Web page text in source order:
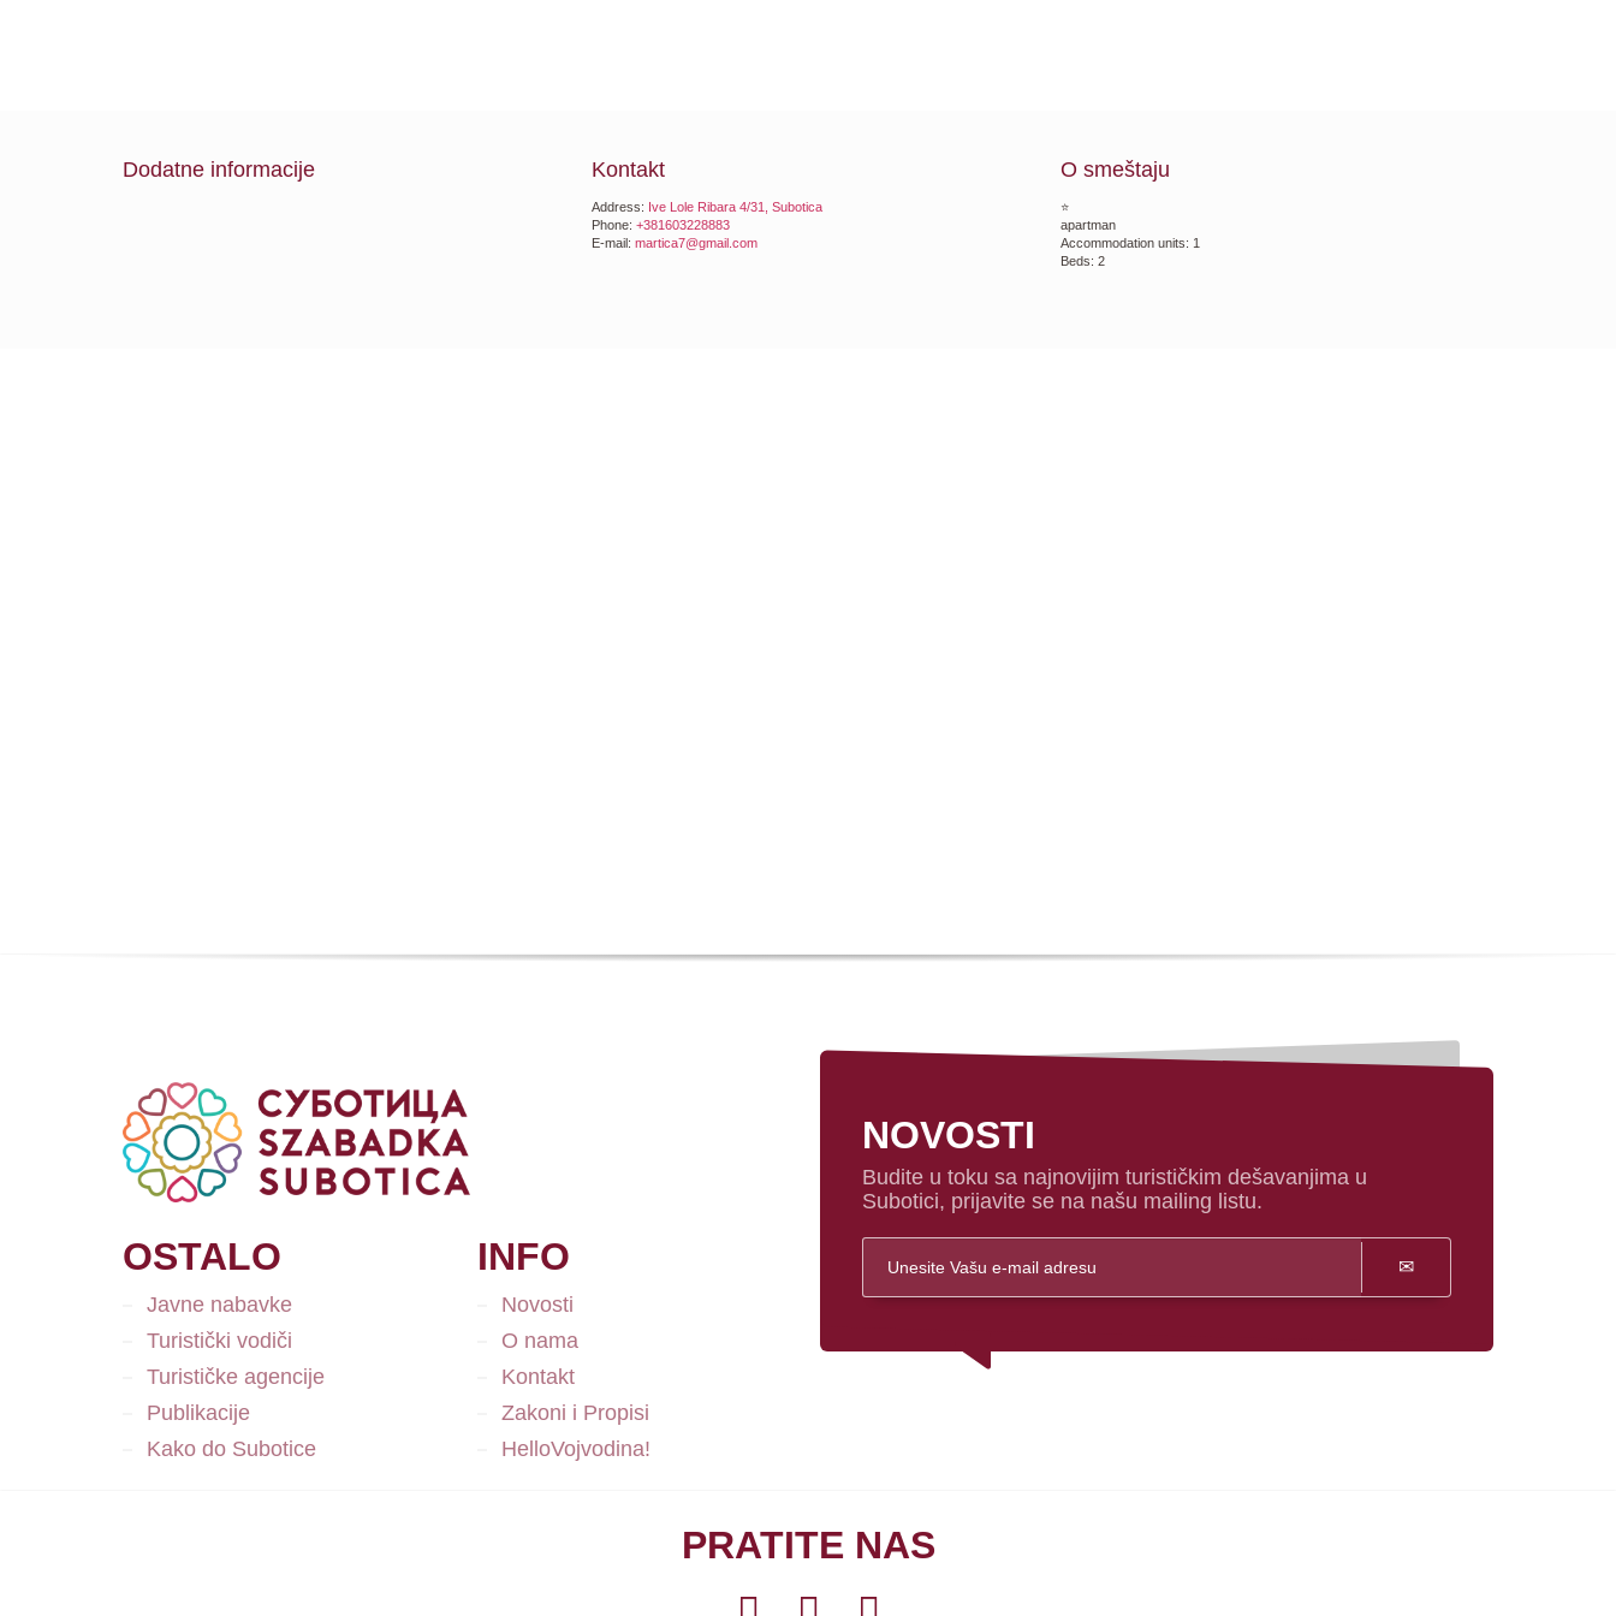
Dodatne informacije Kontakt
Address: Ive Lole Ribara 4/31, Subotica
Phone: +381603228883
E-mail: martica7@gmail.com
O smeštaju
⭐
apartman
Accommodation units: 1
Beds: 2
OSTALO
Javne nabavke
Turistički vodiči
Turističke agencije
Publikacije
Kako do Subotice
INFO
Novosti
O nama
Kontakt
Zakoni i Propisi
HelloVojvodina!
NOVOSTI
Budite u toku sa najnovijim turističkim dešavanjima u
Subotici, prijavite se na našu mailing listu.
PRATITE NAS